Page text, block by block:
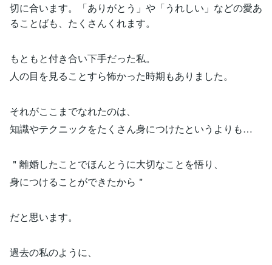
切に合います。「ありがとう」や「うれしい」などの愛あ
ることばも、たくさんくれます。
もともと付き合い下手だった私。
人の目を見ることすら怖かった時期もありました。
それがここまでなれたのは、
知識やテクニックをたくさん身につけたというよりも…
＂離婚したことでほんとうに大切なことを悟り、
身につけることができたから＂
だと思います。
過去の私のように、